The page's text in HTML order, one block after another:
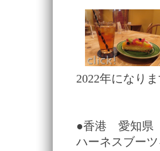
2022年になりま
●香港 愛知県
ハーネスブー